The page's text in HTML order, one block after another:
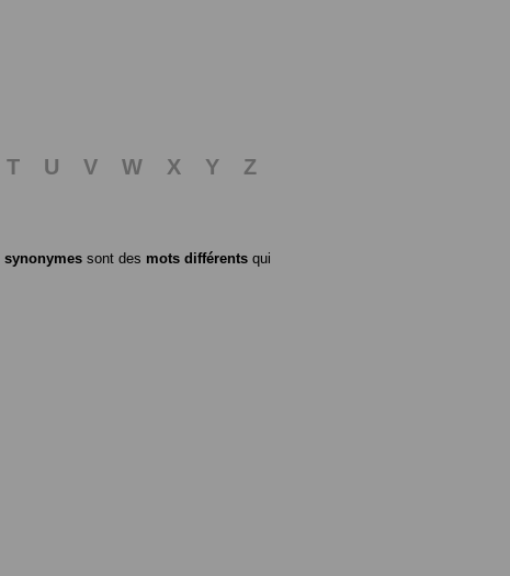
T U V W X Y
Z
synonymes sont des mots différents qui